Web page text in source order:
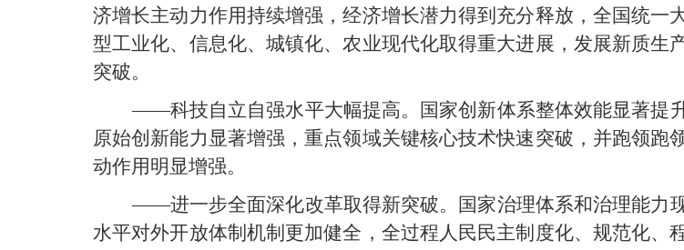
济增长主动力作用持续增强，经济增长潜力得到充分释放，全国统
型工业化、信息化、城镇化、农业现代化取得重大进展，发展新质
突破。
——科技自立自强水平大幅提高。国家创新体系整体效能显著提
原始创新能力显著增强，重点领域关键核心技术快速突破，并跑领
动作用明显增强。
——进一步全面深化改革取得新突破。国家治理体系和治理能力
水平对外开放体制机制更加健全，全过程人民民主制度化、规范化